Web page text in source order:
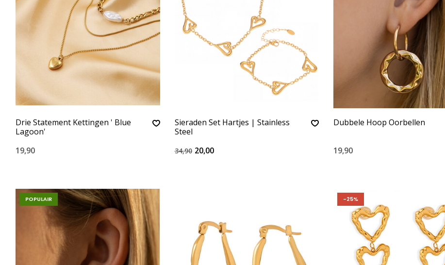
Drie Statement Kettingen ' Blue
Lagoon'
19,90
Sieraden Set Hartjes | Stainless
Steel
34,90 20,00
Dubbele Hoop Oorbellen
19,90
POPULAIR -25%